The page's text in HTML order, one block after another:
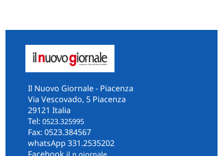
Il Nuovo Giornale - Piacenza
Via Vescovado, 5 Piacenza
29121 Italia
Tel: 0523.325995
Fax: 0523.384567
whatsApp 331.2535202
Facebook il.n.giornale